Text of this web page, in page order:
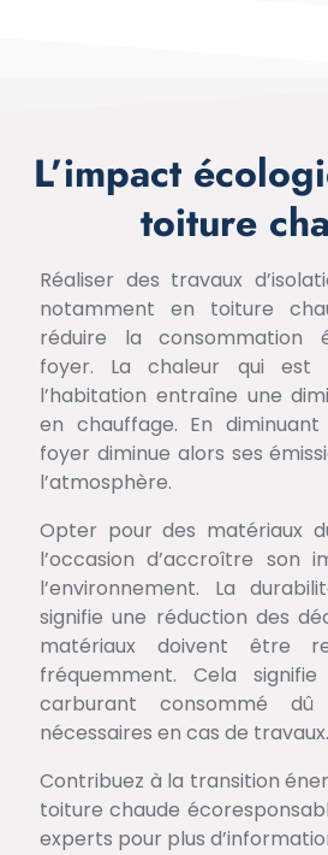
L’impact
toiture
Réaliser des travaux
notamment en toiture
réduire la consommation
foyer. La chaleur qui est
l’habitation entraîne une
en chauffage. En
foyer diminue alors ses
l’atmosphère.
Opter pour des matériaux
l’occasion d’accroître son
l’environnement. La
signifie une réduction des
matériaux doivent être
fréquemment. Cela
carburant consommé
nécessaires en cas de travaux.
Contribuez à la transition
toiture chaude
experts pour plus